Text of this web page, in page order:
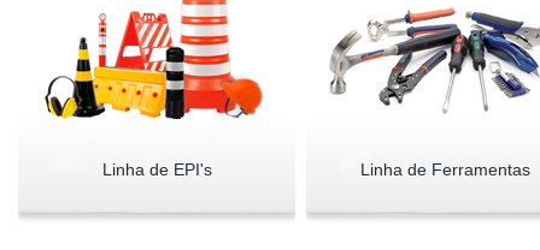
Linha de EPI's Linha de Ferramentas